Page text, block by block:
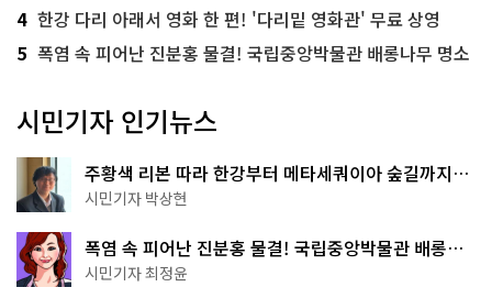
4 한강 다리 아래서 영화 한 편! '다리밑 영화관' 무료 상영
5 폭염 속 피어난 진분홍 물결! 국립중앙박물관 배롱나무 명소
시민기자 인기뉴스
주황색 리본 따라 한강부터 메타세쿼이아 숲길까지…
서울둘레길 15코스
시민기자 박상현
폭염 속 피어난 진분홍 물결! 국립중앙박물관 배롱나
무 명소
시민기자 최정윤